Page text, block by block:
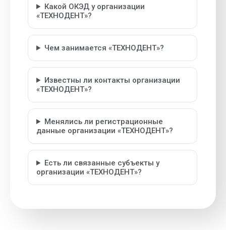
Какой ОКЭД у организации
«ТЕХНОДЕНТ»?
Чем занимается «ТЕХНОДЕНТ»?
Известны ли контакты организации
«ТЕХНОДЕНТ»?
Менялись ли регистрационные
данные организации «ТЕХНОДЕНТ»?
Есть ли связанные субъекты у
организации «ТЕХНОДЕНТ»?